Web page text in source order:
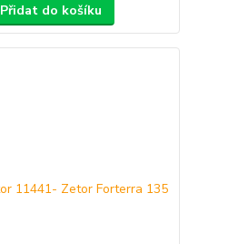
Přidat do košíku